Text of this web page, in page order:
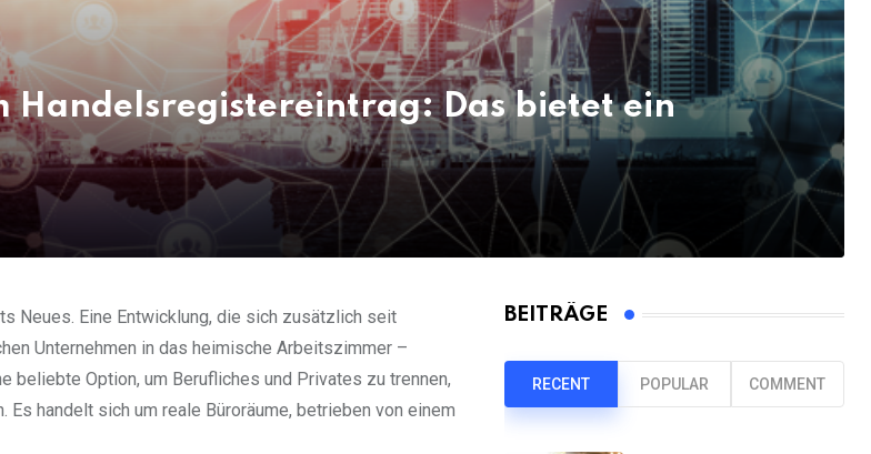
Handelsregistereintrag: Das bietet ein
Neues. Eine Entwicklung, die sich zusätzlich seit
Unternehmen in das heimische Arbeitszimmer –
beliebte Option, um Berufliches und Privates zu trennen,
handelt sich um reale Büroräume, betrieben von einem
BEITRÄGE
RECENT POPULAR COMMENT